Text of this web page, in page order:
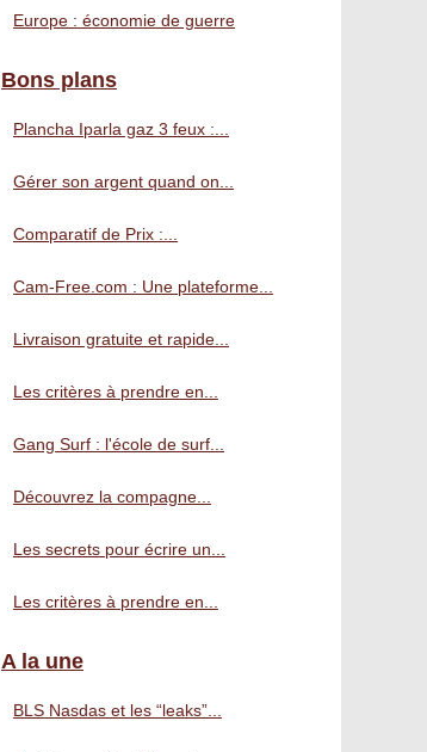
Europe : économie de guerre
Bons plans
Plancha Iparla gaz 3 feux :...
Gérer son argent quand on...
Comparatif de Prix :...
Cam-Free.com : Une plateforme...
Livraison gratuite et rapide...
Les critères à prendre en...
Gang Surf : l'école de surf...
Découvrez la compagne...
Les secrets pour écrire un...
Les critères à prendre en...
A la une
BLS Nasdas et les “leaks”...